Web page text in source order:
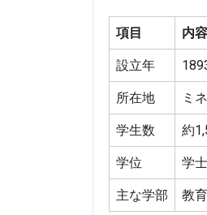
項目 内容
設立年
所在地 ミ
学生数 約
学位 学
主な学部 教